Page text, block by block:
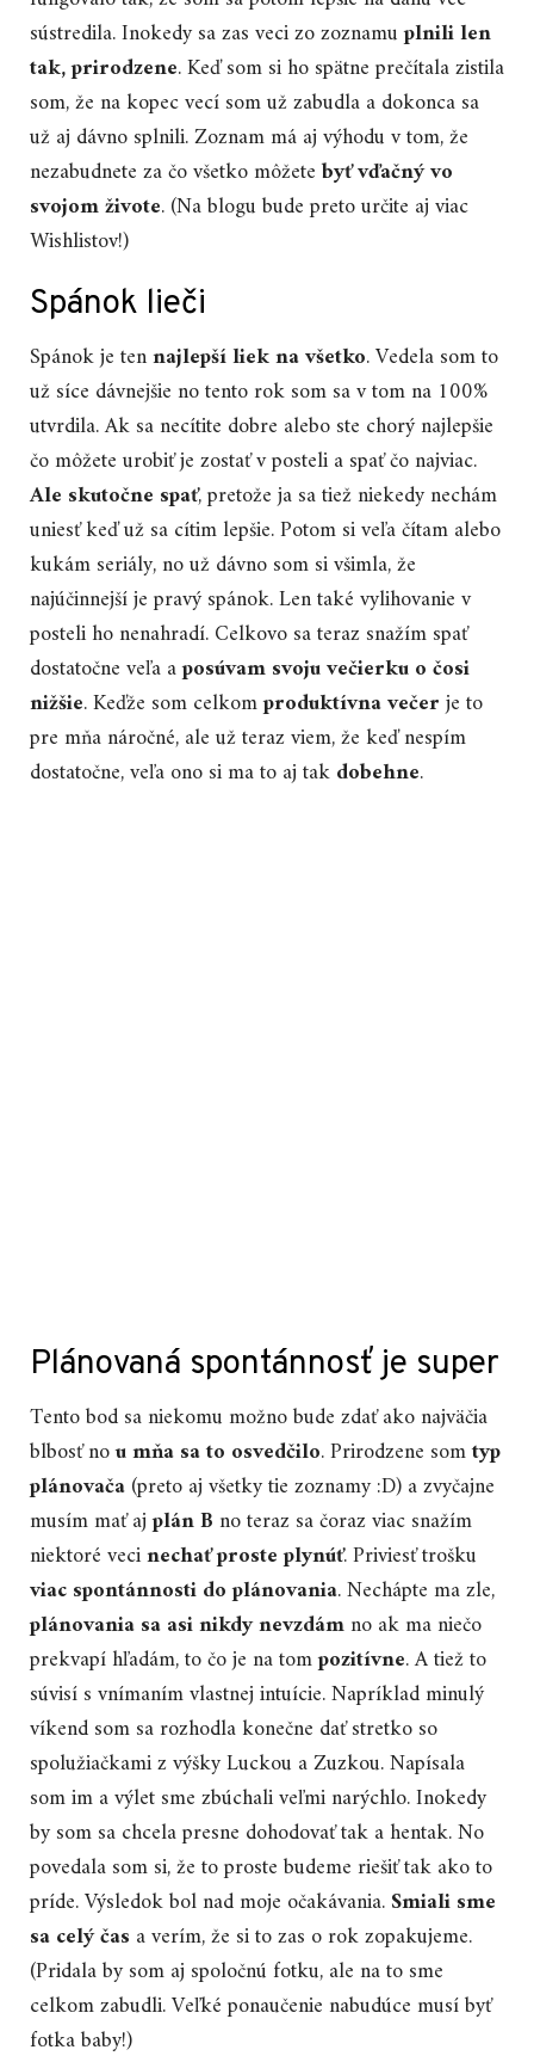
sústredila. Inokedy sa zas veci zo zoznamuplnili len
tak, prirodzene. Keď som si ho spätne prečítala zistila
som, že na kopec vecí som už zabudla a dokonca sa
už aj dávno splnili. Zoznam má aj výhodu v tom, že
nezabudnete za čo všetko môžetebyť vďačný vo
svojom živote. (Na blogu bude preto určite aj viac
Wishlistov!)
Spánok lieči
Spánok je tennajlepší liek na všetko. Vedela som to
už síce dávnejšie no tento rok som sa v tom na 100%
utvrdila. Ak sa necítite dobre alebo ste chorý najlepšie
čo môžete urobiť je zostať v posteli a spať čo najviac.
Ale skutočne spať, pretože ja sa tiež niekedy nechám
uniesť keď už sa cítim lepšie. Potom si veľa čítam alebo
kukám seriály, no už dávno som si všimla, že
najúčinnejší je pravý spánok. Len také vylihovanie v
posteli ho nenahradí. Celkovo sa teraz snažím spať
dostatočne veľa aposúvam svoju večierku o čosi
nižšie. Keďže som celkomproduktívna večerje to
pre mňa náročné, ale už teraz viem, že keď nespím
dostatočne, veľa ono si ma to aj takdobehne.
Plánovaná spontánnosť je super
Tento bod sa niekomu možno bude zdať ako najväčia
blbosť nou mňa sa to osvedčilo. Prirodzene somtyp
plánovača(preto aj všetky tie zoznamy :D) a zvyčajne
musím mať ajplán Bno teraz sa čoraz viac snažím
niektoré vecinechať proste plynúť. Priviesť trošku
viac spontánnosti do plánovania. Nechápte ma zle,
plánovania sa asi nikdy nevzdámno ak ma niečo
prekvapí hľadám, to čo je na tompozitívne. A tiež to
súvisí s vnímaním vlastnej intuície. Napríklad minulý
víkend som sa rozhodla konečne dať stretko so
spolužiačkami z výšky Luckou a Zuzkou. Napísala
som im a výlet sme zbúchali veľmi narýchlo. Inokedy
by som sa chcela presne dohodovať tak a hentak. No
povedala som si, že to proste budeme riešiť tak ako to
príde. Výsledok bol nad moje očakávania.Smiali sme
sa celý čas a verím, že si to zas o rok zopakujeme.
(Pridala by som aj spoločnú fotku, ale na to sme
celkom zabudli. Veľké ponaučenie nabudúce musí byť
fotka baby!)